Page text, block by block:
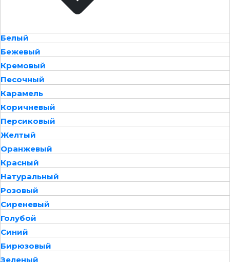
Белый
Бежевый
Кремовый
Песочный
Карамель
Коричневый
Персиковый
Желтый
Оранжевый
Красный
Натуральный
Розовый
Сиреневый
Голубой
Синий
Бирюзовый
Зеленый